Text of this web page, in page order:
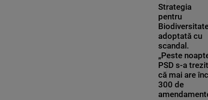
Strategia
pentru
adoptată cu
scandal.
„Peste
PSD s-a trezit
că mai are
300 de